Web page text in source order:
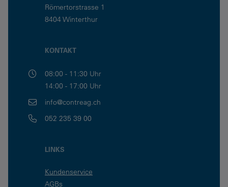
Römertorstrasse 1
8404 Winterthur
KONTAKT
08:00 - 11:30 Uhr
14:00 - 17:00 Uhr
info@contreag.ch
052 235 39 00
LINKS
Kundenservice
AGBs